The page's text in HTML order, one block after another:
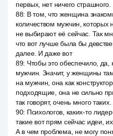
первых, нет ничего страшного.
88: В том, что женщина
количеством мужчин, которых
не выбирают её сейчас. Так
что вот лучше была бы
далее. И даже вот
89: Чтобы это обеспечило, да,
мужчин. Значит, у женщины
на мужчин, она как
подходящие, она не сильно
так говорят, очень много таких.
90: Психологов, каких-то
такие вот прям сейчас идеи,
А в чем проблема, не могу